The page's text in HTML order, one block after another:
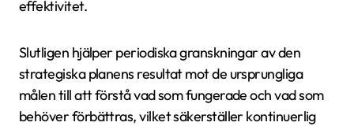
effektivitet.
Slutligen hjälper periodiska granskningar av den
strategiska planens resultat mot de ursprungliga
målen till att förstå vad som fungerade och vad som
behöver förbättras, vilket säkerställer kontinuerlig